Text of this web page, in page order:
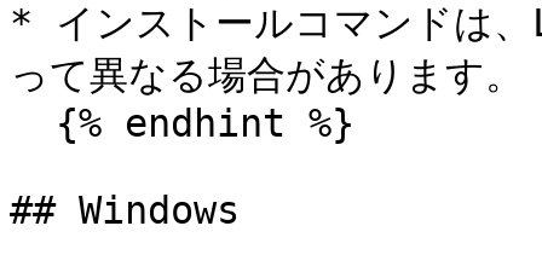
* インストールコマンドは
って異なる場合があります。
## Windows